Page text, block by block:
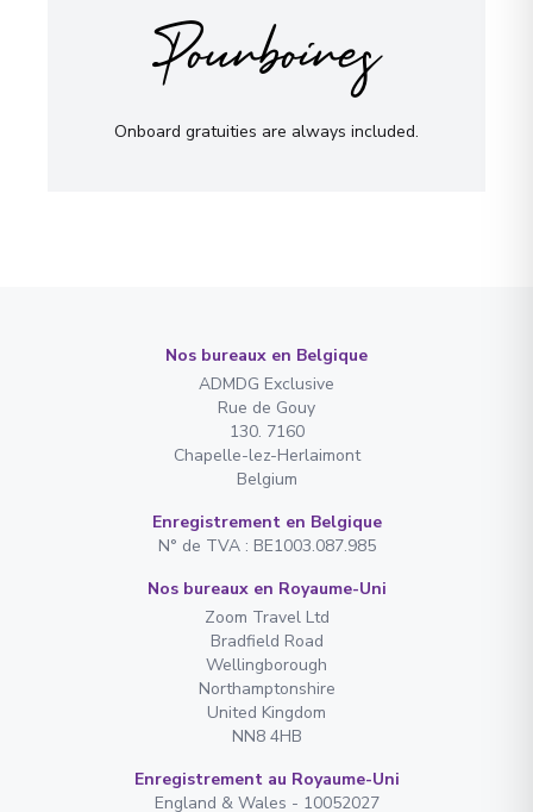
Pourboires
Onboard gratuities are always included.
Nos bureaux en Belgique
ADMDG Exclusive
Rue de Gouy
130. 7160
Chapelle-lez-Herlaimont
Belgium
Enregistrement en Belgique
N° de TVA : BE1003.087.985
Nos bureaux en Royaume-Uni
Zoom Travel Ltd
Bradfield Road
Wellingborough
Northamptonshire
United Kingdom
NN8 4HB
Enregistrement au Royaume-Uni
England & Wales - 10052027